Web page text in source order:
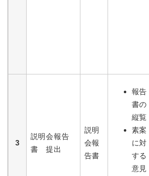
3
説明会報告
書 提出
説明
会報
告書
報告
書の
縦覧
素案
に対
する
意見